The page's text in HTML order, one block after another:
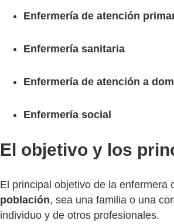
Enfermería de atención
Enfermería sanitaria
Enfermería de atención a
Enfermería social
El objetivo y los
El principal objetivo de la enfermera
población, sea una familia o una
individuo y de otros profesionales.